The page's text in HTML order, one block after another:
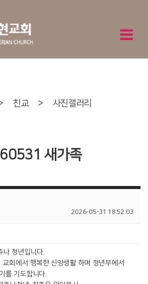
친교 > 사진갤러리
새가족
2026-05-31 18:52:03
청년입니다.
회에서 행복한 신앙생활 하며 청년부에서
를 기도합니다.